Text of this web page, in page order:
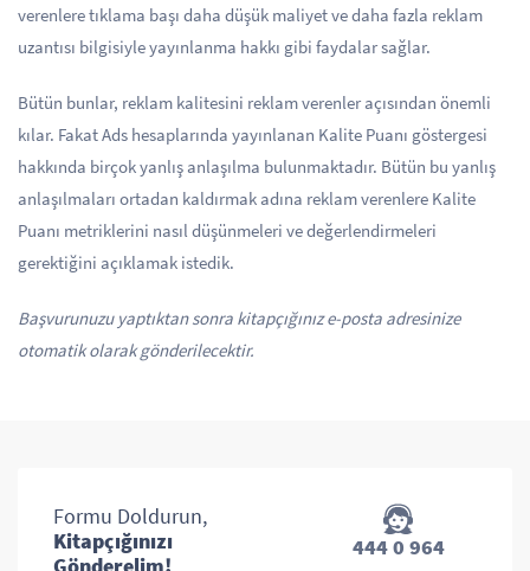
verenlere tıklama başı daha düşük maliyet ve daha fazla reklam
uzantısı bilgisiyle yayınlanma hakkı gibi faydalar sağlar.
Bütün bunlar, reklam kalitesini reklam verenler açısından önemli
kılar. Fakat Ads hesaplarında yayınlanan Kalite Puanı göstergesi
hakkında birçok yanlış anlaşılma bulunmaktadır. Bütün bu yanlış
anlaşılmaları ortadan kaldırmak adına reklam verenlere Kalite
Puanı metriklerini nasıl düşünmeleri ve değerlendirmeleri
gerektiğini açıklamak istedik.
Başvurunuzu yaptıktan sonra kitapçığınız e-posta adresinize
otomatik olarak gönderilecektir.
Formu Doldurun,
Kitapçığınızı
444 0 964